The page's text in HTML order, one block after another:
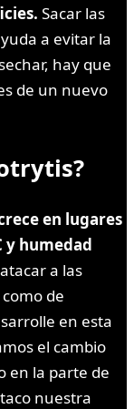
Sacar las
a evitar la
hay que
de un nuevo
en lugares
y humedad
a las
de
en esta
el cambio
en la parte de
nuestra